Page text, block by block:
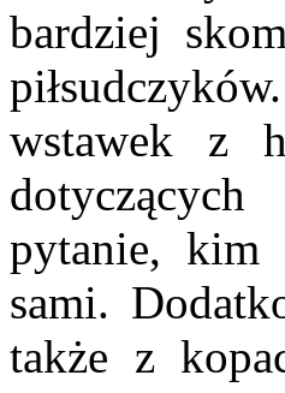
bardziej
piłsudczyków.
wstawek z
pytanie, kim
sami.
także z